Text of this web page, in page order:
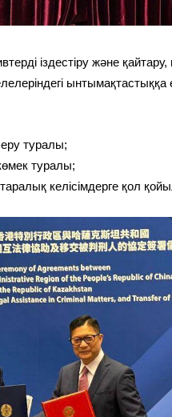
іздестіру және
туралы;
туралы;
келісімдерге қол